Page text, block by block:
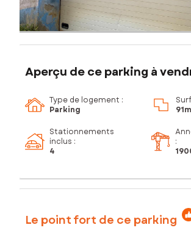
Aperçu de ce parking à
Type de logement :
Parking
Stationnements
inclus :
4
:
Le point fort de ce parking